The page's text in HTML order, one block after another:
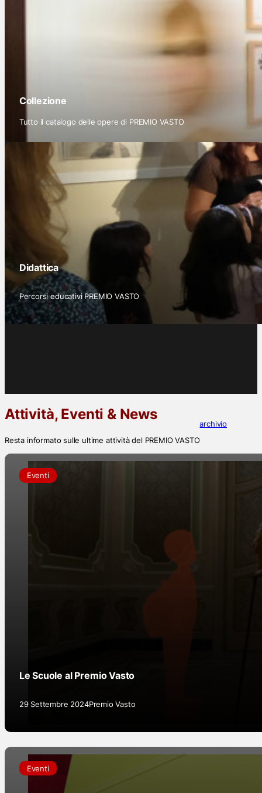
Collezione
Tutto il catalogo delle opere di PREMIO VASTO
Didattica
Percorsi educativi PREMIO VASTO
Attività, Eventi & News
Resta informato sulle ultime attività del PREMIO VASTO
archivio
Eventi
Le Scuole al Premio Vasto
29 Settembre 2024Premio Vasto
Eventi